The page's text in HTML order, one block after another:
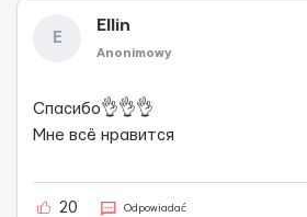
E
Ellin
Anonimowy
Спасибо👌👌👌
Мне всё нравится
20 Odpowiadać